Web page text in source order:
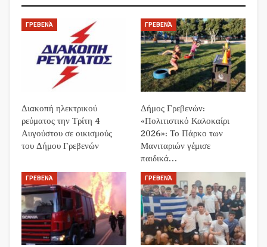
ΓΡΕΒΕΝΆ
Διακοπή ηλεκτρικού
ρεύματος την Τρίτη 4
Αυγούστου σε οικισμούς
του Δήμου Γρεβενών
ΓΡΕΒΕΝΆ
Δήμος Γρεβενών:
«Πολιτιστικό Καλοκαίρι
2026»: Το Πάρκο των
Μανιταριών γέμισε
παιδικά…
ΓΡΕΒΕΝΆ ΓΡΕΒΕΝΆ